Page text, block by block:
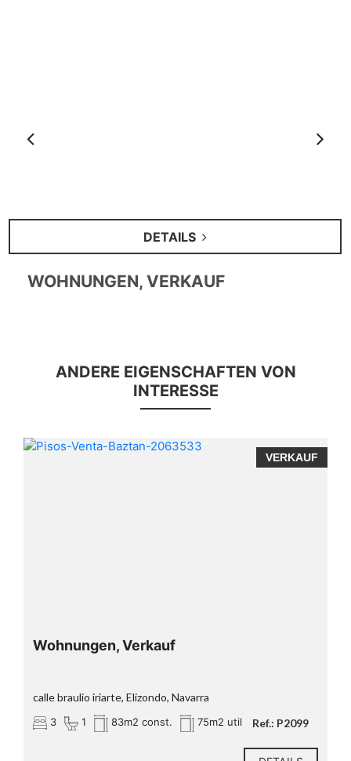
DETAILS
WOHNUNGEN, VERKAUF
ANDERE EIGENSCHAFTEN VON
INTERESSE
VERKAUF
Wohnungen, Verkauf
calle braulio iriarte, Elizondo, Navarra
3 1 83m2 const. 75m2 util Ref.: P2099